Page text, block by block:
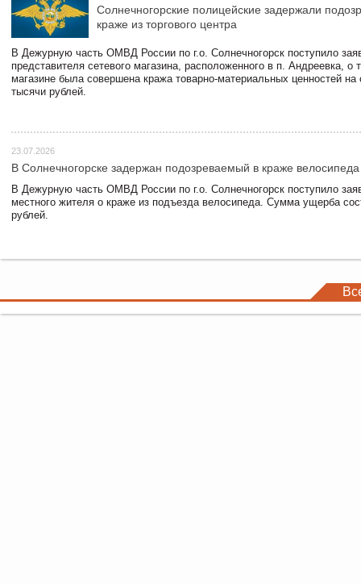
Солнечногорские полицейские задержали
краже из торгового центра
В Дежурную часть ОМВД России по г.о. Солнечногорск поступило
представителя сетевого магазина, расположенного в п. Андреевка, о
магазине была совершена кража товарно-материальных ценностей
тысячи рублей.
23.07.2026
В Солнечногорске задержан подозреваемый в краже велосипеда
В Дежурную часть ОМВД России по г.о. Солнечногорск поступило
местного жителя о краже из подъезда велосипеда. Сумма ущерба
рублей.